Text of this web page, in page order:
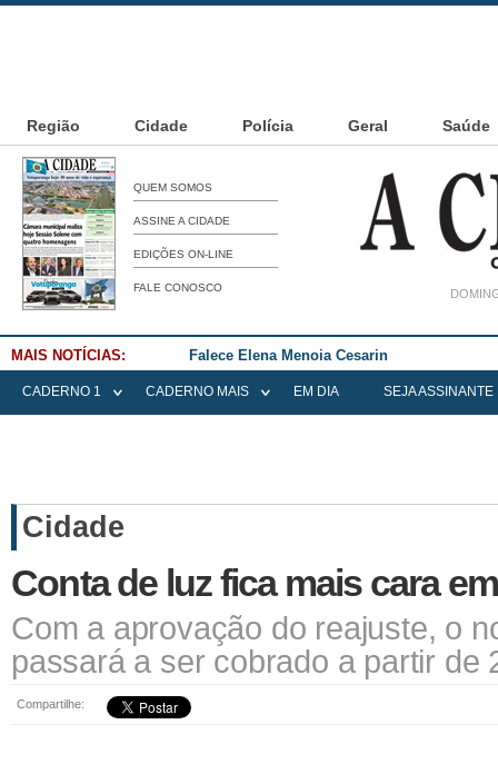
Região Cidade Polícia Geral Saúde
QUEM SOMOS
ASSINE A CIDADE
EDIÇÕES ON-LINE
FALE CONOSCO
MAIS NOTÍCIAS: Falece Elena Menoia Cesarin
CADERNO 1 CADERNO MAIS EM DIA SEJA ASSINANTE
Cidade
Conta de luz fica mais cara
Com a aprovação do reajuste, o
passará a ser cobrado a partir de
Compartilhe: